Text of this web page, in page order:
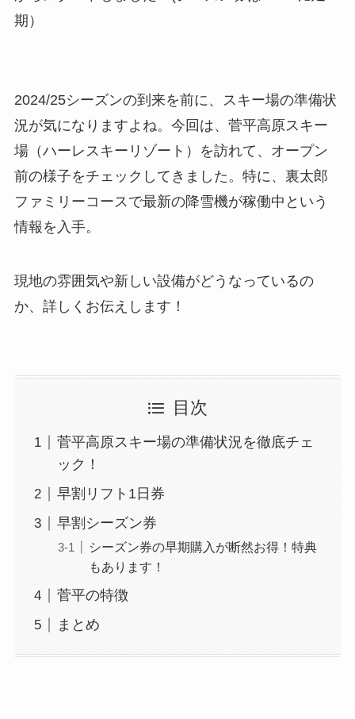
期）
2024/25シーズンの到来を前に、スキー場の準備状
況が気になりますよね。今回は、菅平高原スキー
場（ハーレスキーリゾート）を訪れて、オープン
前の様子をチェックしてきました。特に、裏太郎
ファミリーコースで最新の降雪機が稼働中という
情報を入手。
現地の雰囲気や新しい設備がどうなっているの
か、詳しくお伝えします！
目次
菅平高原スキー場の準備状況を徹底チェ
ック！
早割リフト1日券
早割シーズン券
シーズン券の早期購入が断然お得！特典
もあります！
菅平の特徴
まとめ